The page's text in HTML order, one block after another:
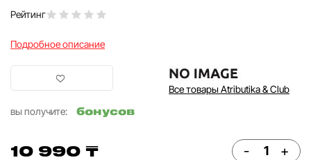
Рейтинг
Подробное описание
Все товары Atributika & Club
вы получите:
бонусов
10 990 ₸ - +